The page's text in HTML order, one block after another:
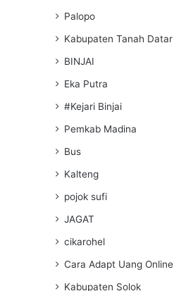
Palopo
Kabupaten Tanah Datar
BINJAI
Eka Putra
#Kejari Binjai
Pemkab Madina
Bus
Kalteng
pojok sufi
JAGAT
cikarohel
Cara Adapt Uang Online
Kabupaten Solok